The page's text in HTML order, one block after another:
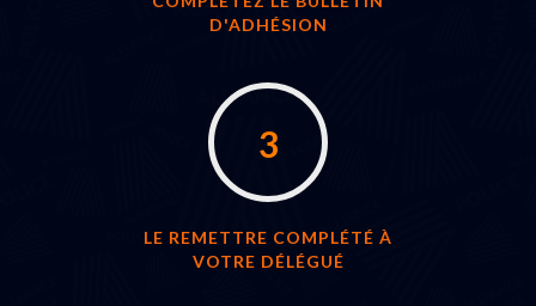
D'ADHÉSION
3
LE REMETTRE COMPLÉTÉ À
VOTRE DÉLÉGUÉ